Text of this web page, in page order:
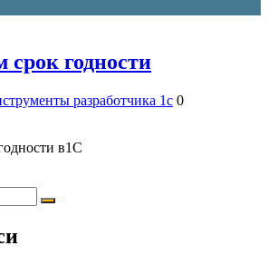
срок годности
разработчика 1с 0
в1С